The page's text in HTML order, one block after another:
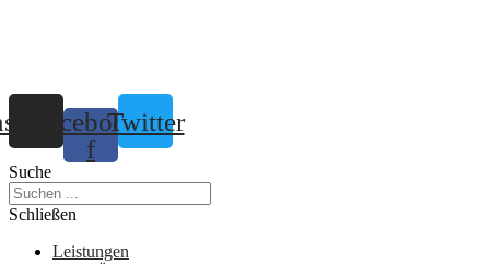
Facebook-
f
Twitter
Suche
Schließen
Leistungen